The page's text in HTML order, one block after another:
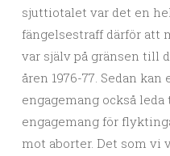
sjuttiotalet var det en
fängelsestraff därför att
var själv på gränsen till
åren 1976-77. Sedan
engagemang också
engagemang för
mot aborter. Det som vi